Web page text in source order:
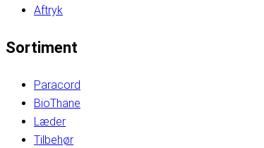
Aftryk
Sortiment
Paracord
BioThane
Læder
Tilbehør